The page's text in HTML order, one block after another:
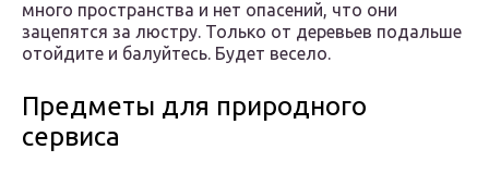
много пространства и нет опасений, что они
зацепятся за люстру. Только от деревьев подальше
отойдите и балуйтесь. Будет весело.
Предметы для природного
сервиса